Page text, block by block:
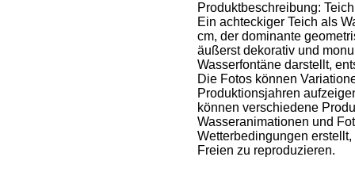
Produktbeschreibung:
Ein achteckiger Teich als
cm, der dominante
äußerst dekorativ und
Wasserfontäne darstellt,
Die Fotos können
Produktionsjahren
können verschiedene
Wasseranimationen und
Wetterbedingungen
Freien zu reproduzieren.